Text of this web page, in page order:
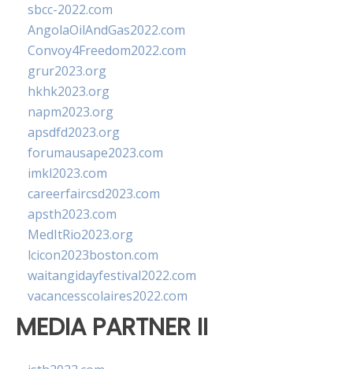
sbcc-2022.com
AngolaOilAndGas2022.com
Convoy4Freedom2022.com
grur2023.org
hkhk2023.org
napm2023.org
apsdfd2023.org
forumausape2023.com
imkl2023.com
careerfaircsd2023.com
apsth2023.com
MedItRio2023.org
lcicon2023boston.com
waitangidayfestival2022.com
vacancesscolaires2022.com
MEDIA PARTNER II